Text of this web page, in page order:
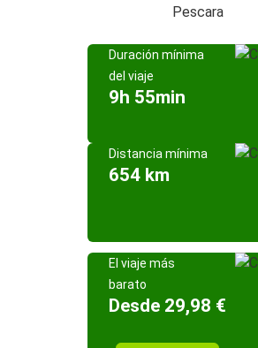
Pescara
Duración mínima
del viaje
9h 55min
Distancia mínima
654 km
El viaje más
barato
Desde 29,98 €